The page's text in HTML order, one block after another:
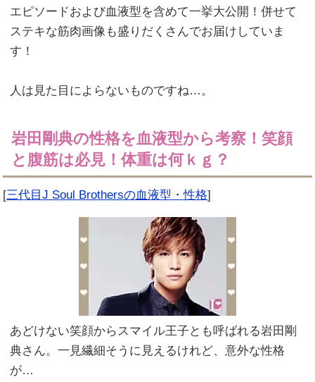
エピソードおよび血液型を含めて一挙大公開！併せて
ステキな筋肉画像も盛りだくさんでお届けしていま
す！
人は見た目によらないものですね…。
岩田剛典の性格を血液型から考察！笑顔
と腹筋は必見！体重は何ｋｇ？
[三代目J Soul Brothersの血液型・性格]
あどけない笑顔からスマイル王子とも呼ばれる岩田剛
典さん。一見繊細そうに見えるけれど、意外な性格
が…